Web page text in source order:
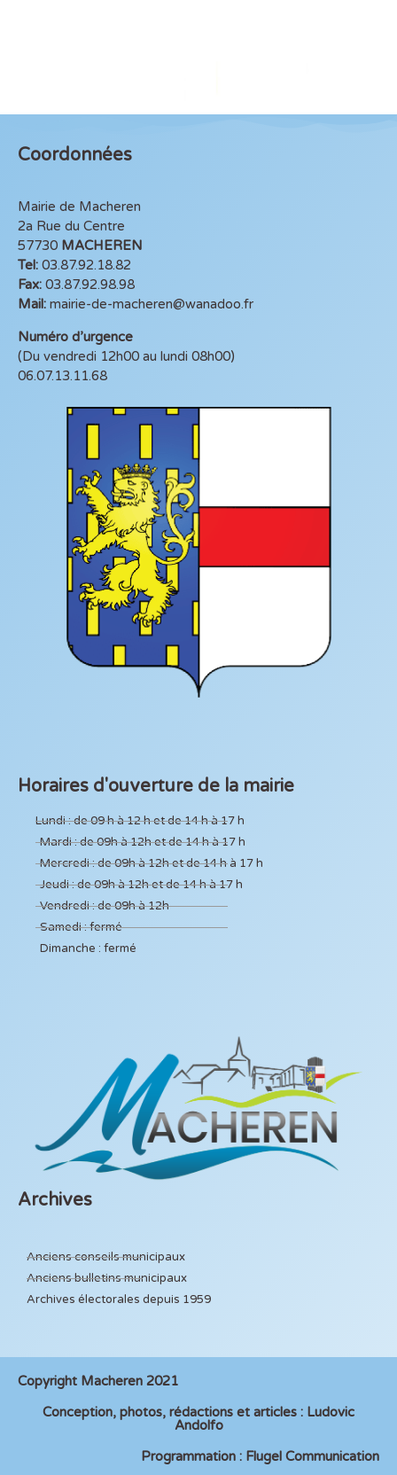
Coordonnées
Mairie de Macheren
2a Rue du Centre
57730 MACHEREN
Tel: 03.87.92.18.82
Fax: 03.87.92.98.98
Mail: mairie-de-macheren@wanadoo.fr
Numéro d’urgence
(Du vendredi 12h00 au lundi 08h00)
06.07.13.11.68
Horaires d'ouverture de la mairie
Lundi : de 09 h à 12 h et de 14 h à 17 h
Mardi : de 09h à 12h et de 14 h à 17 h
Mercredi : de 09h à 12h et de 14 h à 17 h
Jeudi : de 09h à 12h et de 14 h à 17 h
Vendredi : de 09h à 12h
Samedi : fermé
Dimanche : fermé
Archives
Anciens conseils municipaux
Anciens bulletins municipaux
Archives électorales depuis 1959
Copyright Macheren 2021
Conception, photos, rédactions et articles : Ludovic
Andolfo
Programmation : Flugel Communication